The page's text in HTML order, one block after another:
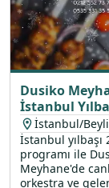
Dusiko
İstanbul
Programı
İstanbul/
İstanbul yılbaşı
programı ile
Meyhane'de
orkestra ve